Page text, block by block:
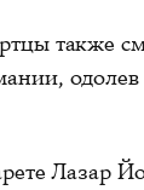
также
одолев
Лазар